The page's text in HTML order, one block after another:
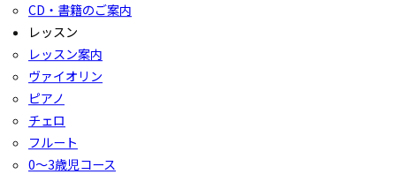
CD・書籍のご案内
レッスン
レッスン案内
ヴァイオリン
ピアノ
チェロ
フルート
0〜3歳児コース